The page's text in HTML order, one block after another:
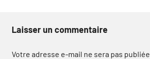
Laisser un commentaire
Votre adresse e-mail ne sera pas publiée.